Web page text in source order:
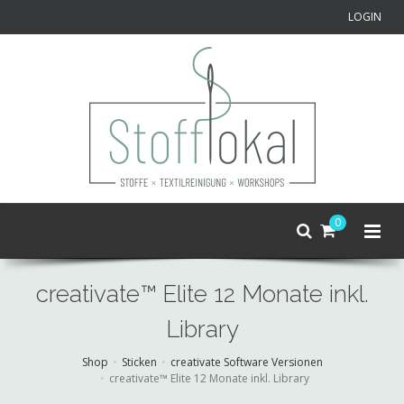
LOGIN
0
creativate™ Elite 12 Monate inkl.
Library
Shop Sticken
creativate Software Versionen
creativate™ Elite 12 Monate inkl. Library